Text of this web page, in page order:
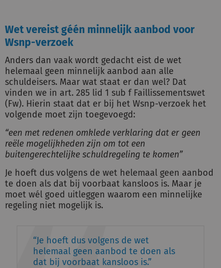
Wet vereist géén minnelijk aanbod voor
Wsnp-verzoek
Anders dan vaak wordt gedacht eist de wet
helemaal geen minnelijk aanbod aan alle
schuldeisers. Maar wat staat er dan wel? Dat
vinden we in art. 285 lid 1 sub f Faillissementswet
(Fw). Hierin staat dat er bij het Wsnp-verzoek het
volgende moet zijn toegevoegd:
“een met redenen omklede verklaring dat er geen
reële mogelijkheden zijn om tot een
buitengerechtelijke schuldregeling te komen”
Je hoeft dus volgens de wet helemaal geen aanbod
te doen als dat bij voorbaat kansloos is. Maar je
moet wél goed uitleggen waarom een minnelijke
regeling niet mogelijk is.
Je hoeft dus volgens de wet
helemaal geen aanbod te doen als
dat bij voorbaat kansloos is.